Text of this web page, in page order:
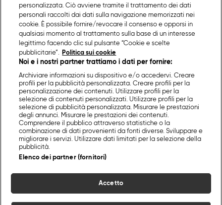
personalizzata. Ciò avviene tramite il trattamento dei dati
personali raccolti dai dati sulla navigazione memorizzati nei
cookie. È possibile fornire/revocare il consenso e opporsi in
qualsiasi momento al trattamento sulla base di un interesse
legittimo facendo clic sul pulsante “Cookie e scelte
pubblicitarie”.
Politica sui cookie
Noi e i nostri partner trattiamo i dati per fornire:
Archiviare informazioni su dispositivo e/o accedervi. Creare
profili per la pubblicità personalizzata. Creare profili per la
personalizzazione dei contenuti. Utilizzare profili per la
selezione di contenuti personalizzati. Utilizzare profili per la
selezione di pubblicità personalizzata. Misurare le prestazioni
degli annunci. Misurare le prestazioni dei contenuti.
Comprendere il pubblico attraverso statistiche o la
combinazione di dati provenienti da fonti diverse. Sviluppare e
migliorare i servizi. Utilizzare dati limitati per la selezione della
pubblicità.
Elenco dei partner (fornitori)
Accetto